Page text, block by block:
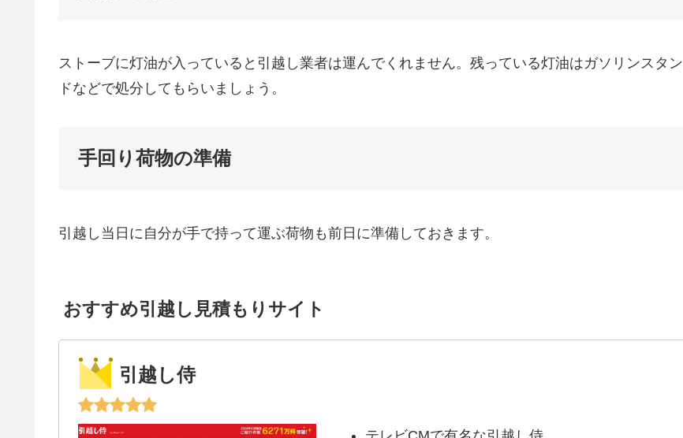
ストーブに灯油が入っていると引越し業者は運んでくれません。残っている灯油はガソリンスタン
ドなどで処分してもらいましょう。
手回り荷物の準備
引越し当日に自分が手で持って運ぶ荷物も前日に準備しておきます。
おすすめ引越し見積もりサイト
引越し侍